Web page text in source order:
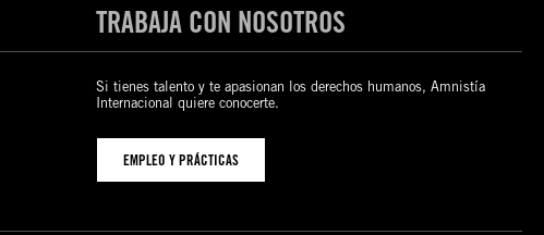
TRABAJA CON NOSOTROS
Si tienes talento y te apasionan los derechos humanos, Amnistía
Internacional quiere conocerte.
EMPLEO Y PRÁCTICAS